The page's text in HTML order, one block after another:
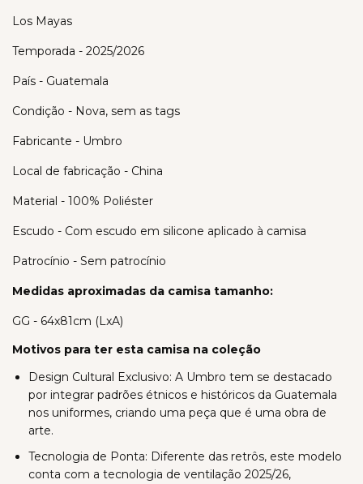
Los Mayas
Temporada - 2025/2026
País - Guatemala
Condição - Nova, sem as tags
Fabricante - Umbro
Local de fabricação - China
Material - 100% Poliéster
Escudo - Com escudo em silicone aplicado à camisa
Patrocínio - Sem patrocínio
Medidas aproximadas da camisa tamanho:
GG - 64x81cm (LxA)
Motivos para ter esta camisa na coleção
Design Cultural Exclusivo: A Umbro tem se destacado
por integrar padrões étnicos e históricos da Guatemala
nos uniformes, criando uma peça que é uma obra de
arte.
Tecnologia de Ponta: Diferente das retrôs, este modelo
conta com a tecnologia de ventilação 2025/26,